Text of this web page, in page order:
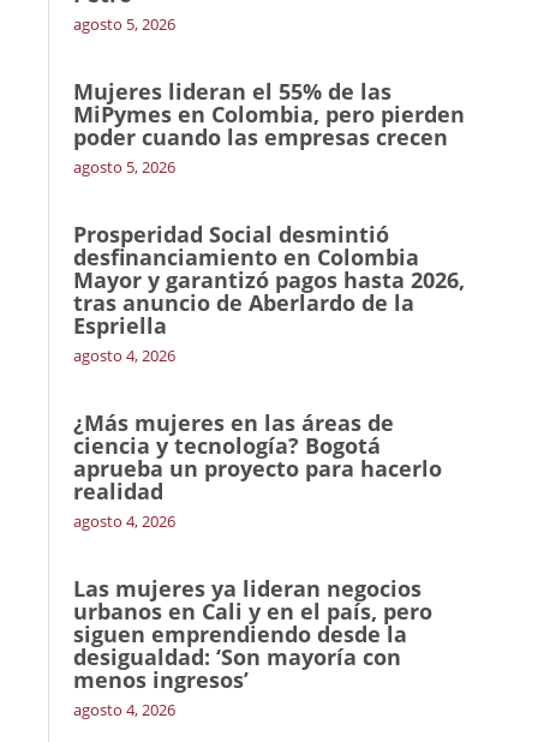
agosto 5, 2026
Mujeres lideran el 55% de las
MiPymes en Colombia, pero pierden
poder cuando las empresas crecen
agosto 5, 2026
Prosperidad Social desmintió
desfinanciamiento en Colombia
Mayor y garantizó pagos hasta 2026,
tras anuncio de Aberlardo de la
Espriella
agosto 4, 2026
¿Más mujeres en las áreas de
ciencia y tecnología? Bogotá
aprueba un proyecto para hacerlo
realidad
agosto 4, 2026
Las mujeres ya lideran negocios
urbanos en Cali y en el país, pero
siguen emprendiendo desde la
desigualdad: ‘Son mayoría con
menos ingresos’
agosto 4, 2026